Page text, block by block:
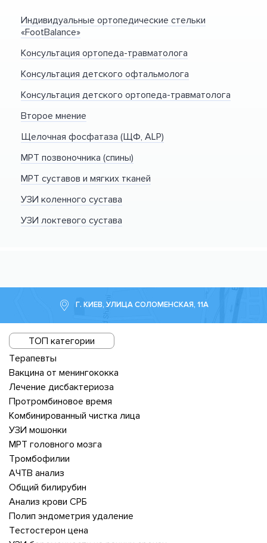
Индивидуальные ортопедические стельки
«FootBalance»
Консультация ортопеда-травматолога
Консультация детского офтальмолога
Консультация детского ортопеда-травматолога
Второе мнение
Щелочная фосфатаза (ЩФ, ALP)
МРТ позвоночника (спины)
МРТ суставов и мягких тканей
УЗИ коленного сустава
УЗИ локтевого сустава
Г. КИЕВ, УЛИЦА СОЛОМЕНСКАЯ, 11А
ТОП категории
Терапевты
Вакцина от менингококка
Лечение дисбактериоза
Протромбиновое время
Комбинированный чистка лица
УЗИ мошонки
МРТ головного мозга
Тромбофилии
АЧТВ анализ
Общий билирубин
Анализ крови СРБ
Полип эндометрия удаление
Тестостерон цена